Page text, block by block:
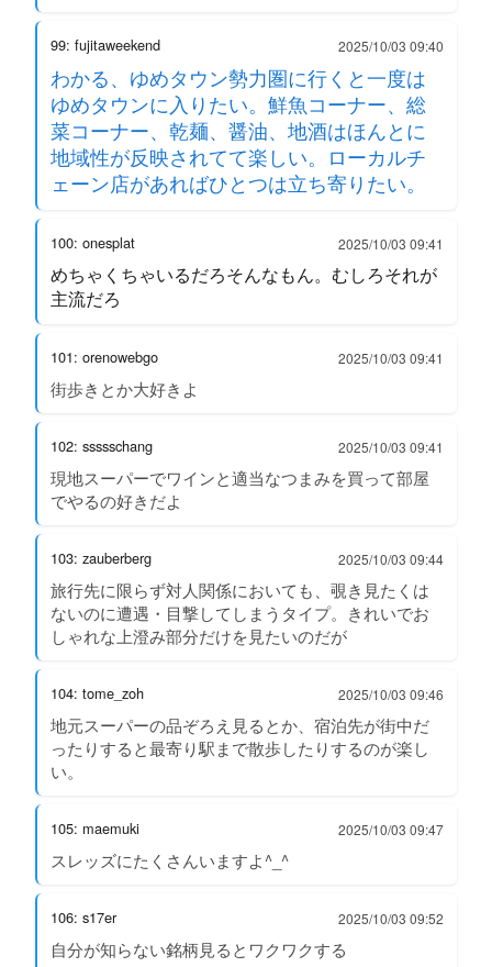
99: fujitaweekend 2025/10/03 09:40
わかる、ゆめタウン勢力圏に行くと一度は
ゆめタウンに入りたい。鮮魚コーナー、総
菜コーナー、乾麺、醤油、地酒はほんとに
地域性が反映されてて楽しい。ローカルチ
ェーン店があればひとつは立ち寄りたい。
100: onesplat 2025/10/03 09:41
めちゃくちゃいるだろそんなもん。むしろそれが
主流だろ
101: orenowebgo 2025/10/03 09:41
街歩きとか大好きよ
102: ssssschang 2025/10/03 09:41
現地スーパーでワインと適当なつまみを買って部屋
でやるの好きだよ
103: zauberberg 2025/10/03 09:44
旅行先に限らず対人関係においても、覗き見たくは
ないのに遭遇・目撃してしまうタイプ。きれいでお
しゃれな上澄み部分だけを見たいのだが
104: tome_zoh 2025/10/03 09:46
地元スーパーの品ぞろえ見るとか、宿泊先が街中だ
ったりすると最寄り駅まで散歩したりするのが楽し
い。
105: maemuki 2025/10/03 09:47
スレッズにたくさんいますよ^_^
106: s17er 2025/10/03 09:52
自分が知らない銘柄見るとワクワクする